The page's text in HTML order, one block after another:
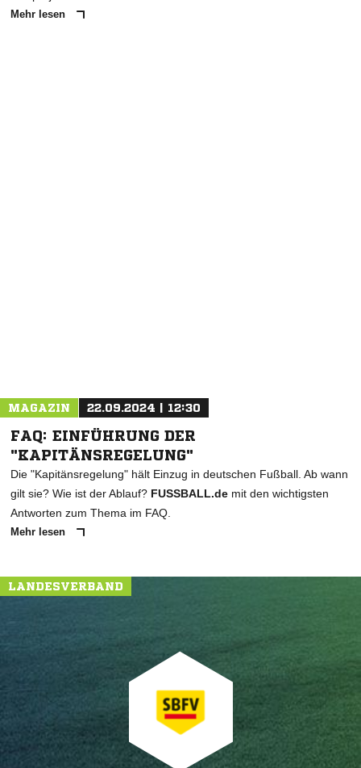
Mehr lesen
MAGAZIN 22.09.2024 | 12:30
FAQ: EINFÜHRUNG DER
"KAPITÄNSREGELUNG"
Die "Kapitänsregelung" hält Einzug in deutschen Fußball. Ab wann
gilt sie? Wie ist der Ablauf? FUSSBALL.de mit den wichtigsten
Antworten zum Thema im FAQ.
Mehr lesen
LANDESVERBAND